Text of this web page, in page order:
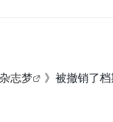
杂志梦 》被撤销了档